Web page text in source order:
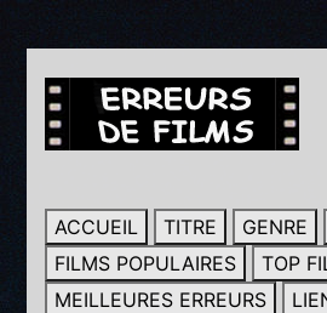
ACCUEIL TITRE GENRE
FILMS POPULAIRES
TOP
MEILLEURES ERREURS